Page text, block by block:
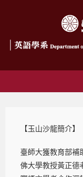
【玉山沙龍簡介】
臺師大獲教育部補
佛大學教授黃正德